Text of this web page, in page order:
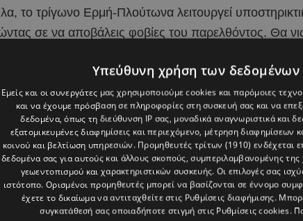
το τρίγωνο Ερμή-Πλούτωνα λειτουργεί
σε να αποβάλεις φοβίες του παρελθόντος. Θα
να πάρεις τα ηνία της ζωής σου. Σήμερα Τετάρτη
νέα ξεκινήματα και να βγεις δυναμικά στο
Τετάρτη σε καλεί να δράσεις παρασκηνιακά αλλά
Πλούτωνα σου δίνει τη δυνατότητα να διεισδύσεις
πληροφορίες που θα αποδειχθούν πολύτιμες
Σελήνης-Δία στον 12ο οίκο σου, ενισχύει την
προστασία. Θα νιώσεις την ανάγκη να απομονωθείς
σου. Εμπιστεύσου τα όνειρα και τις
ως αλάνθαστος οδηγός για τις επόμενες
Υπεύθυνη χρήση των δεδομένων
Εμείς και οι συνεργάτες μας χρησιμοποιούμε cookies και παρόμοιες
και να έχουμε πρόσβαση σε πληροφορίες στη συσκευή σας και να
δεδομένα, όπως τη διεύθυνση IP σας, μοναδικά αναγνωριστικά και
εξατομικευμένες διαφημίσεις και περιεχόμενο, μέτρηση διαφημίσεων
κοινού και βελτίωση υπηρεσιών. Προμηθευτές τρίτων (1910) ενδέχεται
δεδομένα σας για αυτούς και άλλους σκοπούς, συμπεριλαμβανομένης
γεωεντοπισμού και χαρακτηριστικών συσκευής. Οι επιλογές σας
ιστότοπο. Ορισμένοι προμηθευτές μπορεί να βασίζονται σε έννομο
έχετε το δικαίωμα να αντιταχθείτε στις Ρυθμίσεις διαφήμισης.
συγκατάθεσή σας οποιαδήποτε στιγμή στις Ρυθμίσεις cookies.